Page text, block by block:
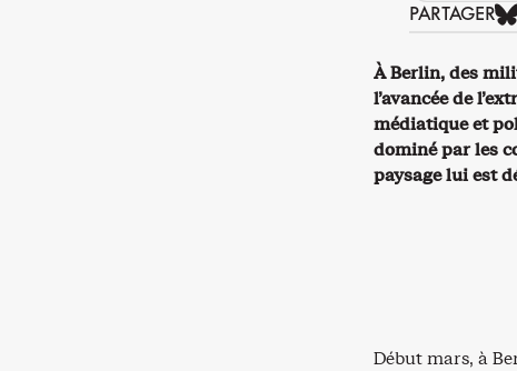
PARTAGER
À Berlin, des
l’avancée de
médiatique et
dominé par les
paysage lui est
Début mars, à